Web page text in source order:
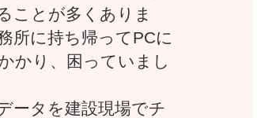
ことが多くありま
所に持ち帰ってPCに
かり、困っていまし
ータを建設現場でチ